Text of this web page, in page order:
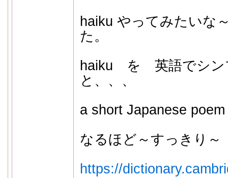
haiku やってみたいな
た。
haiku を 英語でシン
と、、、
a short Japanese
なるほど～すっきり～
https://